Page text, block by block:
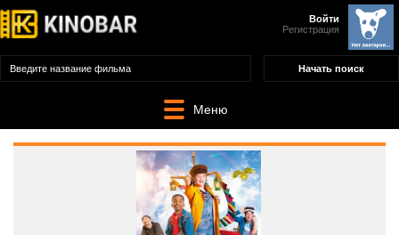
Войти
Регистрация
Меню